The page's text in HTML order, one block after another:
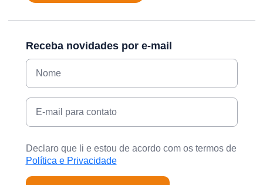
Receba novidades por e-mail
Declaro que li e estou de acordo com os termos de
Política e Privacidade